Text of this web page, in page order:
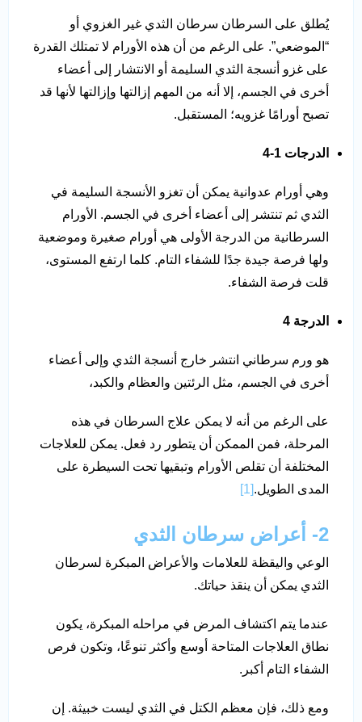
يُطلق على السرطان سرطان الثدي غير الغزوي أو
“الموضعي”. على الرغم من أن هذه الأورام لا تمتلك القدرة
على غزو أنسجة الثدي السليمة أو الانتشار إلى أعضاء
أخرى في الجسم، إلا أنه من المهم إزالتها وإزالتها لأنها قد
تصبح أورامًا غزويه؛ المستقبل.
الدرجات 1-4
وهي أورام عدوانية يمكن أن تغزو الأنسجة السليمة في
الثدي ثم تنتشر إلى أعضاء أخرى في الجسم. الأورام
السرطانية من الدرجة الأولى هي أورام صغيرة وموضعية
ولها فرصة جيدة جدًا للشفاء التام. كلما ارتفع المستوى،
قلت فرصة الشفاء.
الدرجة 4
هو ورم سرطاني انتشر خارج أنسجة الثدي وإلى أعضاء
أخرى في الجسم، مثل الرئتين والعظام والكبد،
على الرغم من أنه لا يمكن علاج السرطان في هذه
المرحلة، فمن الممكن أن يتطور رد فعل. يمكن للعلاجات
المختلفة أن تقلص الأورام وتبقيها تحت السيطرة على
المدى الطويل.[1]
2- أعراض سرطان الثدي
الوعي واليقظة للعلامات والأعراض المبكرة لسرطان
الثدي يمكن أن ينقذ حياتك.
عندما يتم اكتشاف المرض في مراحله المبكرة، يكون
نطاق العلاجات المتاحة أوسع وأكثر تنوعًا، وتكون فرص
الشفاء التام أكبر.
ومع ذلك، فإن معظم الكتل في الثدي ليست خبيثة. إن